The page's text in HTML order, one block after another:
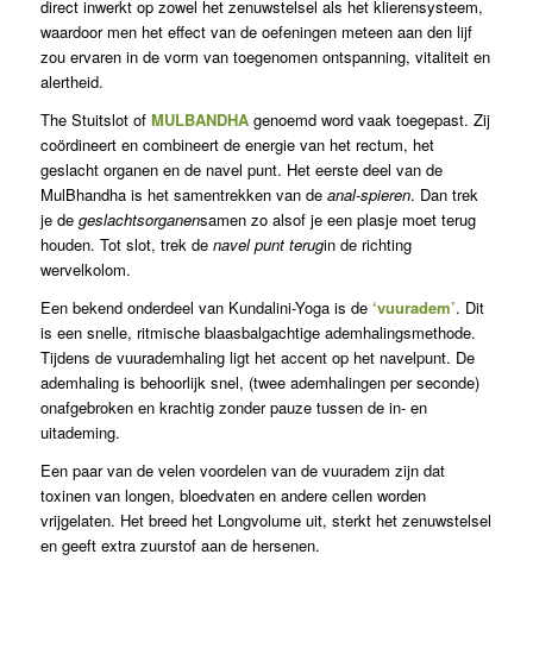
direct inwerkt op zowel het zenuwstelsel als het klierensysteem,
waardoor men het effect van de oefeningen meteen aan den lijf
zou ervaren in de vorm van toegenomen ontspanning, vitaliteit en
alertheid.
The Stuitslot of MULBANDHA genoemd word vaak toegepast. Zij
coördineert en combineert de energie van het rectum, het
geslacht organen en de navel punt. Het eerste deel van de
MulBhandha is het samentrekken van de anal-spieren. Dan trek
je de geslachtsorganensamen zo alsof je een plasje moet terug
houden. Tot slot, trek de navel punt terugin de richting
wervelkolom.
Een bekend onderdeel van Kundalini-Yoga is de ‘vuuradem’. Dit
is een snelle, ritmische blaasbalgachtige ademhalingsmethode.
Tijdens de vuurademhaling ligt het accent op het navelpunt. De
ademhaling is behoorlijk snel, (twee ademhalingen per seconde)
onafgebroken en krachtig zonder pauze tussen de in- en
uitademing.
Een paar van de velen voordelen van de vuuradem zijn dat
toxinen van longen, bloedvaten en andere cellen worden
vrijgelaten. Het breed het Longvolume uit, sterkt het zenuwstelsel
en geeft extra zuurstof aan de hersenen.